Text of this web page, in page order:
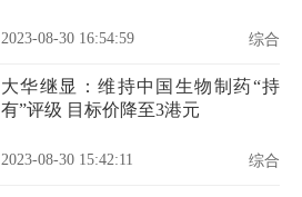
2023-08-30 16:54:59 综合
大华继显：维持中国生物制药“持
有”评级 目标价降至3港元
2023-08-30 15:42:11 综合